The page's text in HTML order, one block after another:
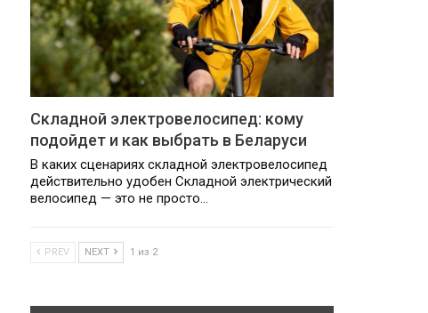
Складной электровелосипед: кому
подойдет и как выбрать в Беларуси
В каких сценариях складной электровелосипед
действительно удобен Складной электрический
велосипед — это не просто…
PREV NEXT 1 из 2